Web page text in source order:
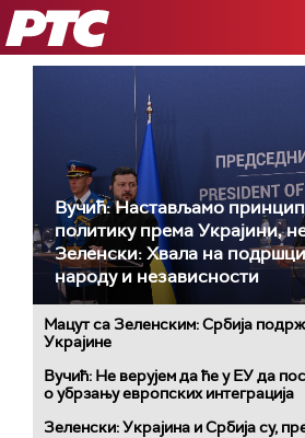
РТС
Вучић: Настављамо
политику према Украјини,
Зеленски: Хвала на
народу и независности
Мацут са Зеленским: Србија
Украјине
Вучић: Не верујем да ће у ЕУ да
о убрзању европских интеграција
Зеленски: Украјина и Србија су,